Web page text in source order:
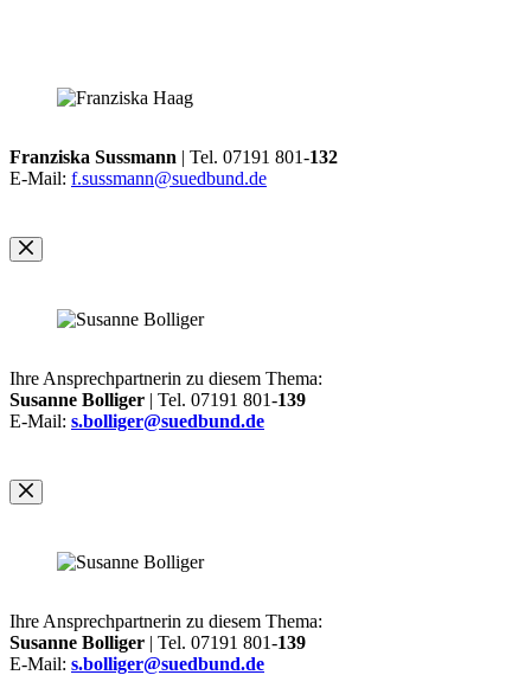
Franziska Sussmann | Tel. 07191 801-132
E-Mail: f.sussmann@suedbund.de
Ihre Ansprechpartnerin zu diesem Thema:
Susanne Bolliger | Tel. 07191 801-139
E-Mail: s.bolliger@suedbund.de
Ihre Ansprechpartnerin zu diesem Thema:
Susanne Bolliger | Tel. 07191 801-139
E-Mail: s.bolliger@suedbund.de